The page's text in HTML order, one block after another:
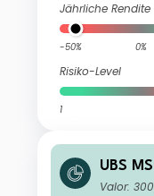
Jährliche Rendite
-50% 0%
Risiko-Level
1
UBS
UCITS
Valor: